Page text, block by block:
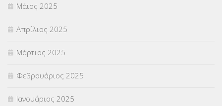
Μάιος 2025
Απρίλιος 2025
Μάρτιος 2025
Φεβρουάριος 2025
Ιανουάριος 2025